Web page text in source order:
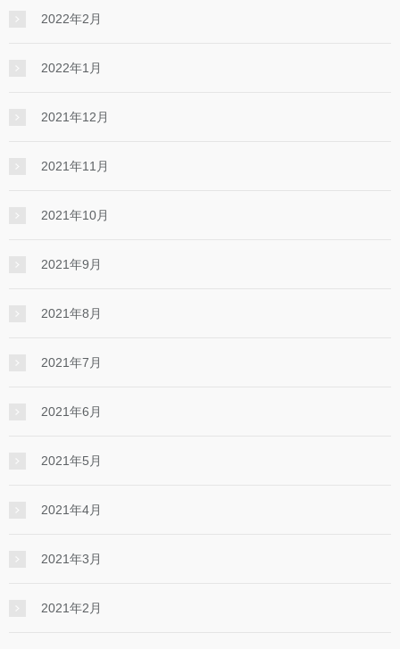
2022年2月
2022年1月
2021年12月
2021年11月
2021年10月
2021年9月
2021年8月
2021年7月
2021年6月
2021年5月
2021年4月
2021年3月
2021年2月